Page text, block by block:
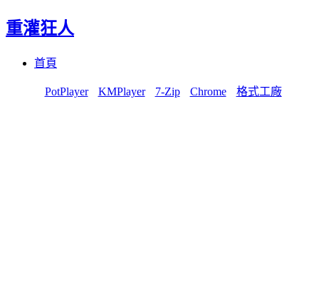
重灌狂人
首頁
PotPlayer KMPlayer 7-Zip Chrome 格式工廠